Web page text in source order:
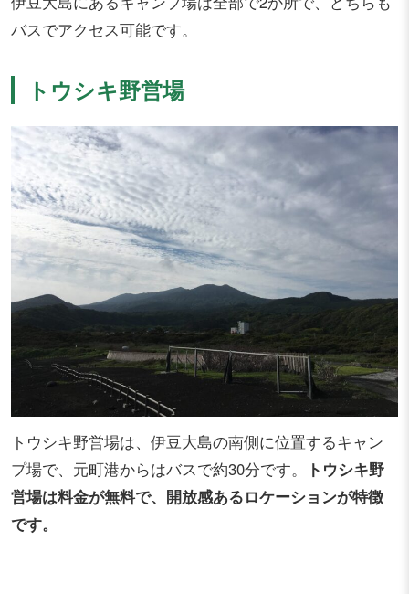
バスでアクセス可能です。
トウシキ野営場
トウシキ野営場は、伊豆大島の南側に位置するキャン
プ場で、元町港からはバスで約30分です。
トウシキ野
営場は料金が無料で、開放感あるロケーションが特徴
です。